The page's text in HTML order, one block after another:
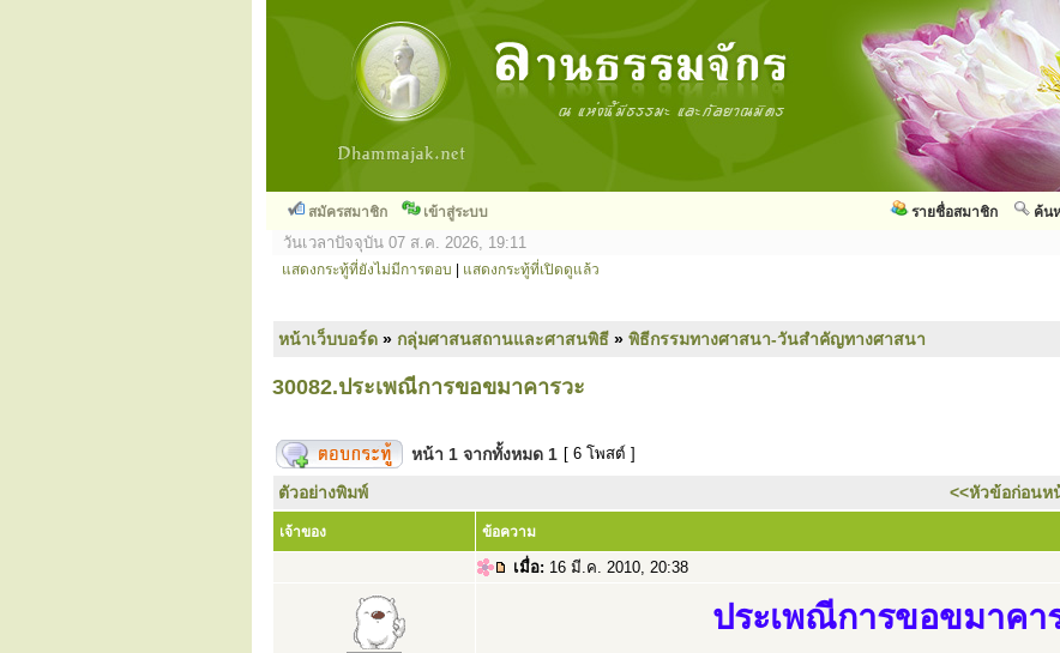
สมัครสมาชิก เข้าสู่ระบบ ค้น
รายชื่อสมาชิก
วันเวลาปัจจุบัน 07 ส.ค. 2026, 19:11
แสดงกระทู้ที่ยังไม่มีการตอบ แสดงกระทู้ที่เปิดดูแล้ว
หน้าเว็บบอร์ด » กลุ่มศาสนสถานและศาสนพิธี » พิธีกรรมทางศาสนา-วันสำคัญทางศาสนา
30082.ประเพณีการขอขมาคารวะ
หน้า 1 จากทั้งหมด 1 [ 6 โพสต์ ]
ตัวอย่างพิมพ์ <<หัวข้อก่อนห
เจ้าของ ข้อความ
เมื่อ: 16 มี.ค. 2010, 20:38
ประเพณีการขอขมาคา